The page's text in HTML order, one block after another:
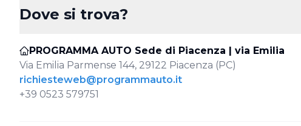
Dove si trova?
PROGRAMMA AUTO Sede di Piacenza | via Emilia
Via Emilia Parmense 144, 29122 Piacenza (PC)
richiesteweb@programmauto.it
+39 0523 579751